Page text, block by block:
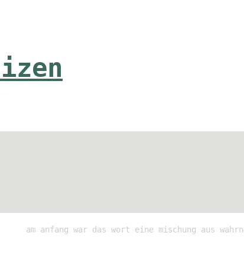
am anfang war das wort eine mischung aus